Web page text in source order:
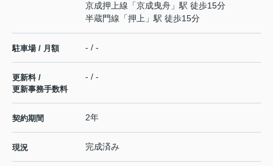
京成押上線 「京成曳舟 」駅 徒歩15分
半蔵門線 「押上 」駅 徒歩15分
駐車場 / 月額 - / -
更新料 /
更新事務手数料
- / -
契約期間 2年
現況 完成済み